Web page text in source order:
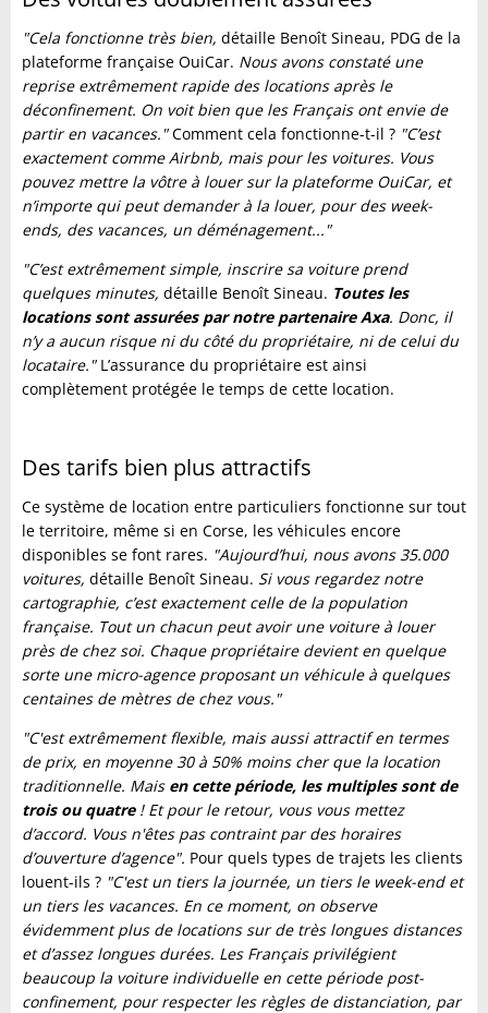
"Cela fonctionne très bien, détaille Benoît Sineau, PDG de la
plateforme française OuiCar. Nous avons constaté une
reprise extrêmement rapide des locations après le
déconfinement. On voit bien que les Français ont envie de
partir en vacances."Comment cela fonctionne-t-il ? "C’est
exactement comme Airbnb, mais pour les voitures. Vous
pouvez mettre la vôtre à louer sur la plateforme OuiCar, et
n’importe qui peut demander à la louer, pour des week-
ends, des vacances, un déménagement..."
"C’est extrêmement simple, inscrire sa voiture prend
quelques minutes, détaille Benoît Sineau. Toutes les
locations sont assurées par notre partenaire Axa. Donc, il
n’y a aucun risque ni du côté du propriétaire, ni de celui du
locataire." L’assurance du propriétaire est ainsi
complètement protégée le temps de cette location.
Des tarifs bien plus attractifs
Ce système de location entre particuliers fonctionne sur tout
le territoire, même si en Corse, les véhicules encore
disponibles se font rares. "Aujourd’hui, nous avons 35.000
voitures, détaille Benoît Sineau. Si vous regardez notre
cartographie, c’est exactement celle de la population
française. Tout un chacun peut avoir une voiture à louer
près de chez soi. Chaque propriétaire devient en quelque
sorte une micro-agence proposant un véhicule à quelques
centaines de mètres de chez vous."
"C'est extrêmement flexible, mais aussi attractif en termes
de prix, en moyenne 30 à 50% moins cher que la location
traditionnelle. Maisen cette période, les multiples sont de
trois ou quatre! Et pour le retour, vous vous mettez
d’accord. Vous n'êtes pas contraint par des horaires
d’ouverture d’agence". Pour quels types de trajets les clients
louent-ils ? "C'est un tiers la journée, un tiers le week-end et
un tiers les vacances. En ce moment, on observe
évidemment plus de locations sur de très longues distances
et d’assez longues durées. Les Français privilégient
beaucoup la voiture individuelle en cette période post-
confinement, pour respecter les règles de distanciation, par